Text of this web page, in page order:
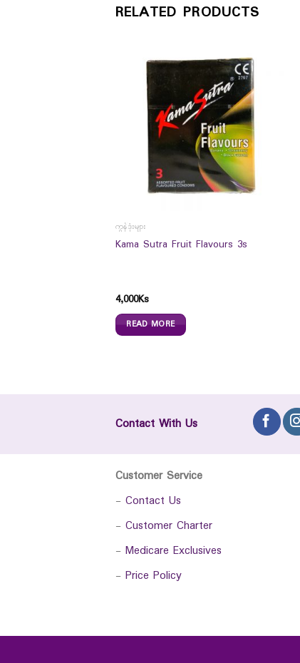
RELATED PRODUCTS
ကွန်ဒုံးများ
Kama Sutra Fruit Flavours 3s
4,000Ks
READ MORE
Contact With Us
Customer Service
- Contact Us
- Customer Charter
- Medicare Exclusives
- Price Policy